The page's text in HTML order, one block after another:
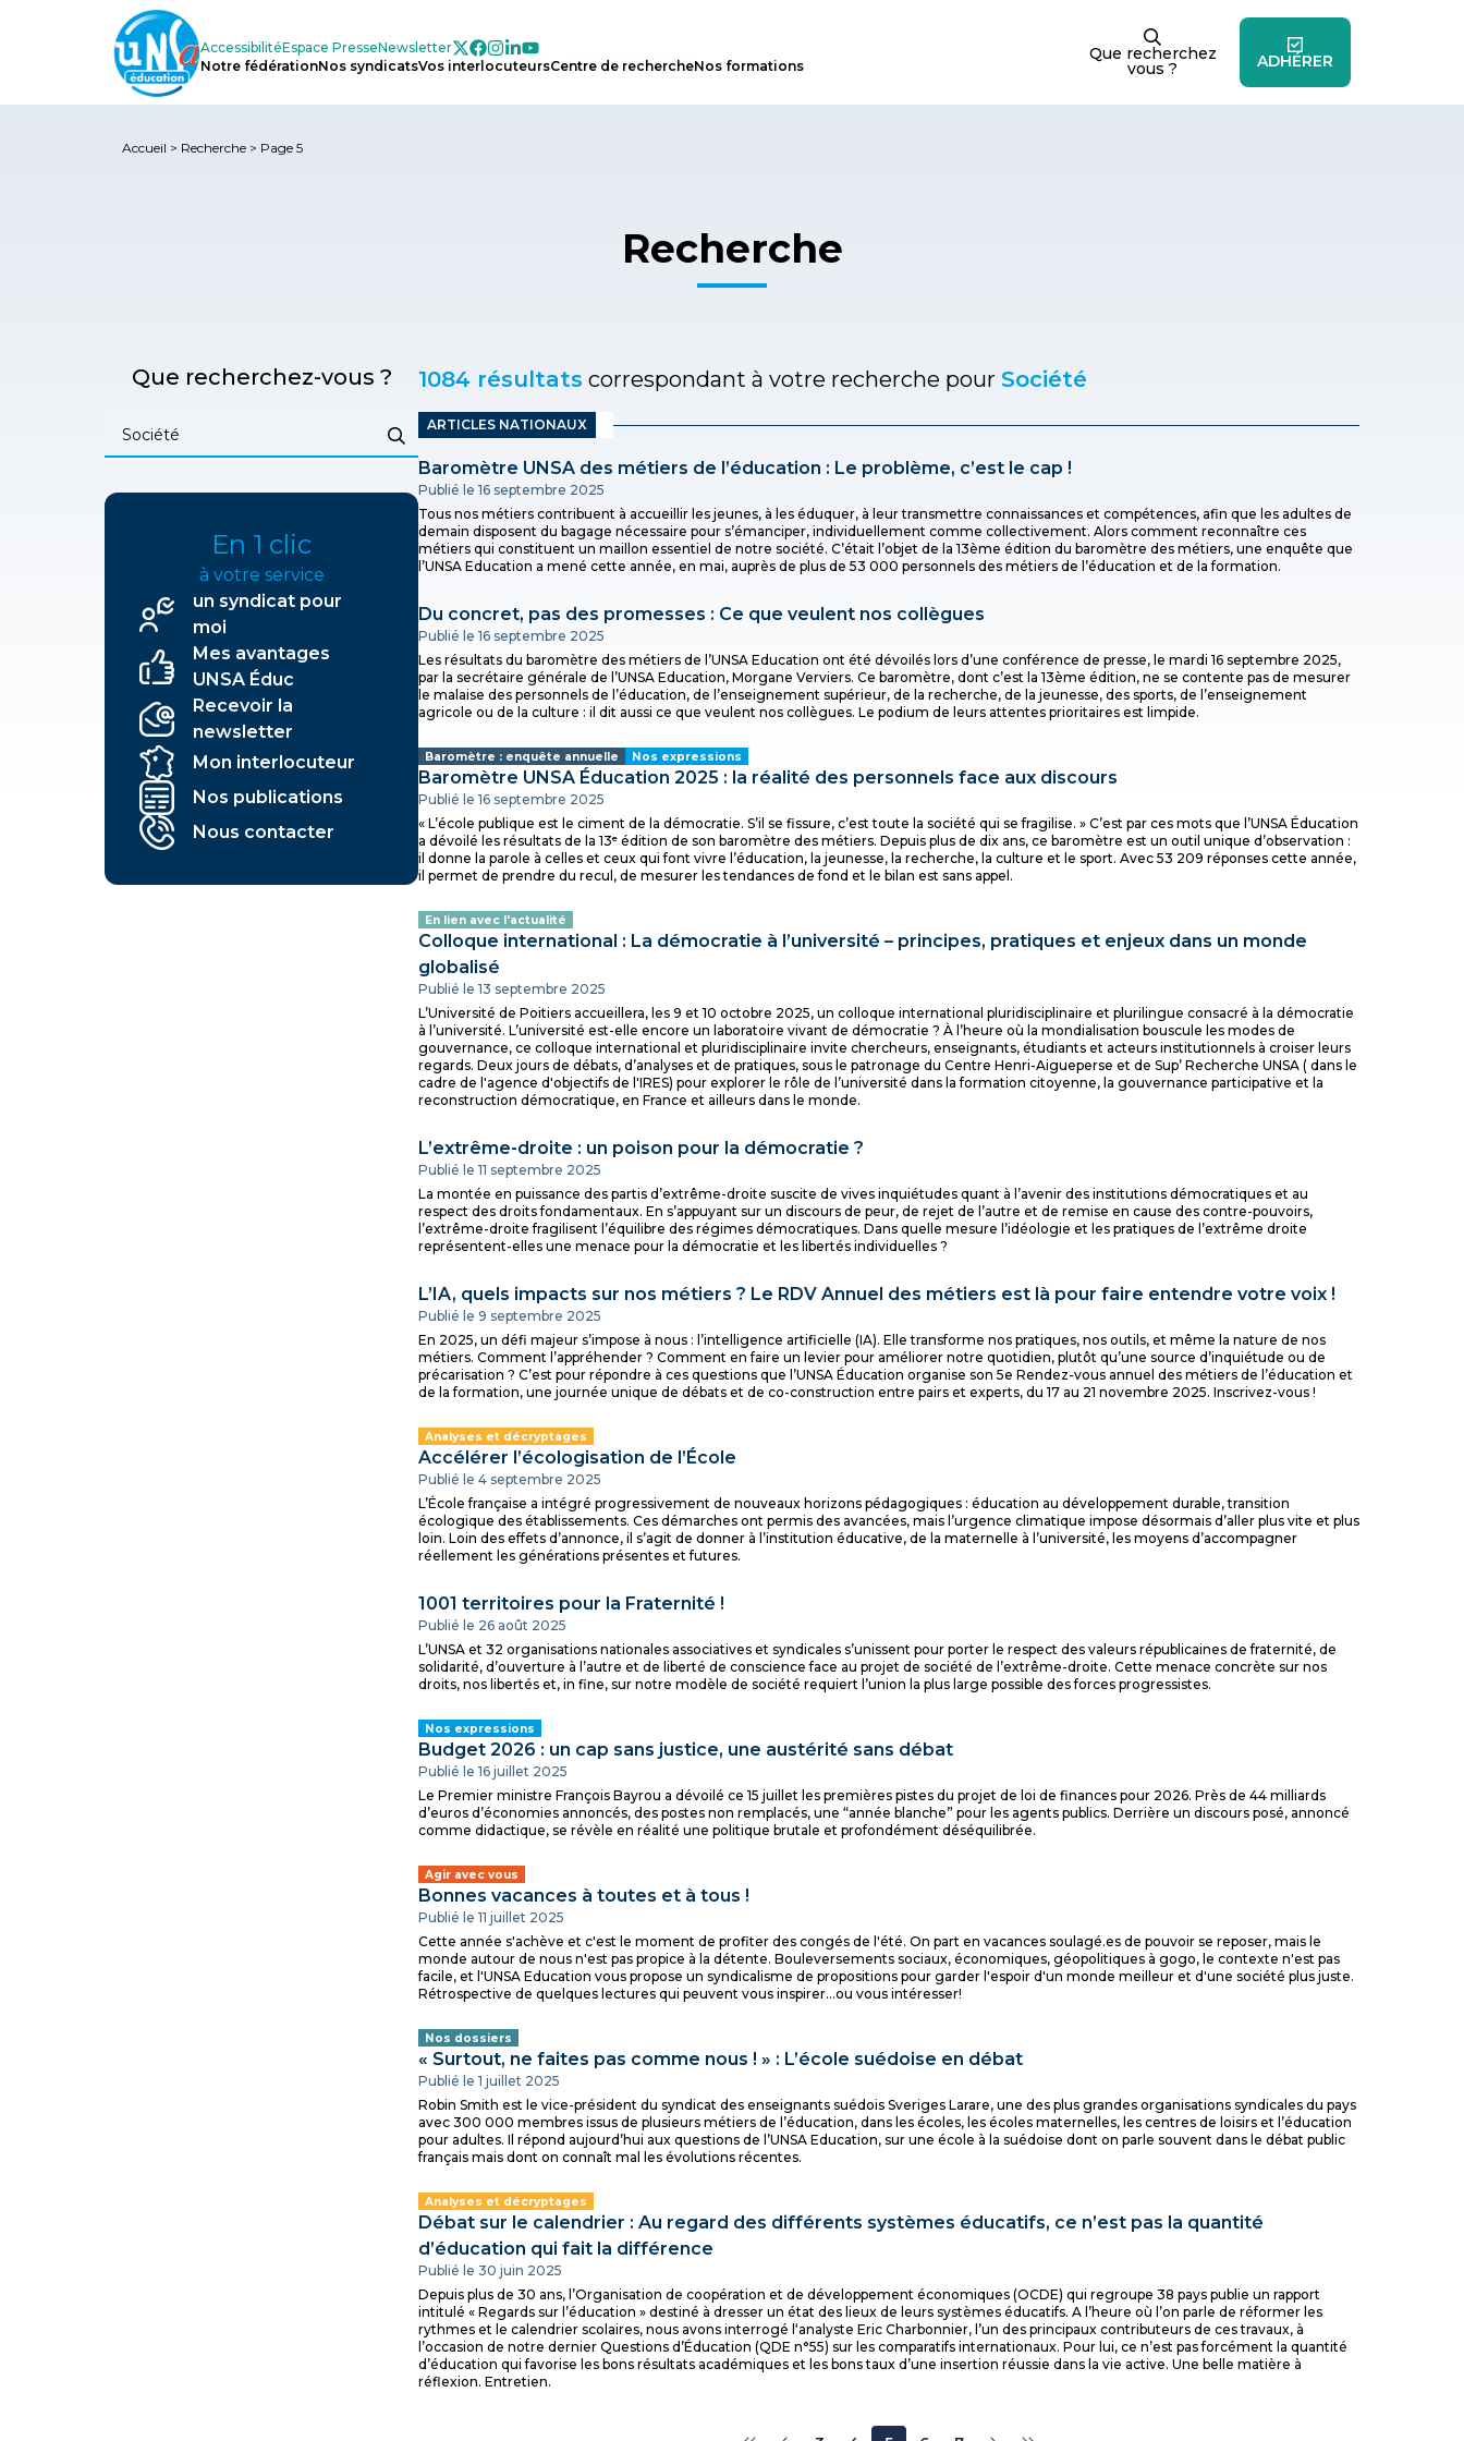
AccessibilitéEspace PresseNewsletter
Notre fédérationNos syndicatsVos interlocuteursCentre de rechercheNos formations
Que recherchez
vous ? ADHÉRER
Accueil > Recherche > Page 5
Recherche
1084 résultats correspondant à votre recherche pour Société
ARTICLES NATIONAUX
Baromètre UNSA des métiers de l’éducation : Le problème, c’est le cap !
Publié le 16 septembre 2025
Tous nos métiers contribuent à accueillir les jeunes, à les éduquer, à leur transmettre connaissances et compétences, afin que les adultes de
demain disposent du bagage nécessaire pour s’émanciper, individuellement comme collectivement. Alors comment reconnaître ces
métiers qui constituent un maillon essentiel de notre société. C’était l’objet de la 13ème édition du baromètre des métiers, une enquête que
l’UNSA Education a mené cette année, en mai, auprès de plus de 53 000 personnels des métiers de l’éducation et de la formation.
Du concret, pas des promesses : Ce que veulent nos collègues
Publié le 16 septembre 2025
Les résultats du baromètre des métiers de l’UNSA Education ont été dévoilés lors d’une conférence de presse, le mardi 16 septembre 2025,
par la secrétaire générale de l’UNSA Education, Morgane Verviers. Ce baromètre, dont c’est la 13ème édition, ne se contente pas de mesurer
le malaise des personnels de l’éducation, de l’enseignement supérieur, de la recherche, de la jeunesse, des sports, de l’enseignement
agricole ou de la culture : il dit aussi ce que veulent nos collègues. Le podium de leurs attentes prioritaires est limpide.
Baromètre : enquête annuelle Nos expressions
Baromètre UNSA Éducation 2025 : la réalité des personnels face aux discours
Publié le 16 septembre 2025
« L’école publique est le ciment de la démocratie. S’il se fissure, c’est toute la société qui se fragilise. » C’est par ces mots que l’UNSA Éducation
a dévoilé les résultats de la 13ᵉ édition de son baromètre des métiers. Depuis plus de dix ans, ce baromètre est un outil unique d’observation :
il donne la parole à celles et ceux qui font vivre l’éducation, la jeunesse, la recherche, la culture et le sport. Avec 53 209 réponses cette année,
il permet de prendre du recul, de mesurer les tendances de fond et le bilan est sans appel.
En lien avec l'actualité
Colloque international : La démocratie à l’université – principes, pratiques et enjeux dans un monde
globalisé
Publié le 13 septembre 2025
L’Université de Poitiers accueillera, les 9 et 10 octobre 2025, un colloque international pluridisciplinaire et plurilingue consacré à la démocratie
à l’université. L’université est-elle encore un laboratoire vivant de démocratie ? À l’heure où la mondialisation bouscule les modes de
gouvernance, ce colloque international et pluridisciplinaire invite chercheurs, enseignants, étudiants et acteurs institutionnels à croiser leurs
regards. Deux jours de débats, d’analyses et de pratiques, sous le patronage du Centre Henri-Aigueperse et de Sup’ Recherche UNSA ( dans le
cadre de l'agence d'objectifs de l'IRES) pour explorer le rôle de l’université dans la formation citoyenne, la gouvernance participative et la
reconstruction démocratique, en France et ailleurs dans le monde.
L’extrême-droite : un poison pour la démocratie ?
Publié le 11 septembre 2025
La montée en puissance des partis d’extrême-droite suscite de vives inquiétudes quant à l’avenir des institutions démocratiques et au
respect des droits fondamentaux. En s’appuyant sur un discours de peur, de rejet de l’autre et de remise en cause des contre-pouvoirs,
l’extrême-droite fragilisent l’équilibre des régimes démocratiques. Dans quelle mesure l’idéologie et les pratiques de l’extrême droite
représentent-elles une menace pour la démocratie et les libertés individuelles ?
L’IA, quels impacts sur nos métiers ? Le RDV Annuel des métiers est là pour faire entendre votre voix !
Publié le 9 septembre 2025
En 2025, un défi majeur s’impose à nous : l’intelligence artificielle (IA). Elle transforme nos pratiques, nos outils, et même la nature de nos
métiers. Comment l’appréhender ? Comment en faire un levier pour améliorer notre quotidien, plutôt qu’une source d’inquiétude ou de
précarisation ? C’est pour répondre à ces questions que l’UNSA Éducation organise son 5e Rendez-vous annuel des métiers de l’éducation et
de la formation, une journée unique de débats et de co-construction entre pairs et experts, du 17 au 21 novembre 2025. Inscrivez-vous !
Analyses et décryptages
Accélérer l’écologisation de l’École
Publié le 4 septembre 2025
L’École française a intégré progressivement de nouveaux horizons pédagogiques : éducation au développement durable, transition
écologique des établissements. Ces démarches ont permis des avancées, mais l’urgence climatique impose désormais d’aller plus vite et plus
loin. Loin des effets d’annonce, il s’agit de donner à l’institution éducative, de la maternelle à l’université, les moyens d’accompagner
réellement les générations présentes et futures.
1001 territoires pour la Fraternité !
Publié le 26 août 2025
L’UNSA et 32 organisations nationales associatives et syndicales s’unissent pour porter le respect des valeurs républicaines de fraternité, de
solidarité, d’ouverture à l’autre et de liberté de conscience face au projet de société de l’extrême-droite. Cette menace concrète sur nos
droits, nos libertés et, in fine, sur notre modèle de société requiert l’union la plus large possible des forces progressistes.
Nos expressions
Budget 2026 : un cap sans justice, une austérité sans débat
Publié le 16 juillet 2025
Le Premier ministre François Bayrou a dévoilé ce 15 juillet les premières pistes du projet de loi de finances pour 2026. Près de 44 milliards
d’euros d’économies annoncés, des postes non remplacés, une “année blanche” pour les agents publics. Derrière un discours posé, annoncé
comme didactique, se révèle en réalité une politique brutale et profondément déséquilibrée.
Agir avec vous
Bonnes vacances à toutes et à tous !
Publié le 11 juillet 2025
Cette année s'achève et c'est le moment de profiter des congés de l'été. On part en vacances soulagé.es de pouvoir se reposer, mais le
monde autour de nous n'est pas propice à la détente. Bouleversements sociaux, économiques, géopolitiques à gogo, le contexte n'est pas
facile, et l'UNSA Education vous propose un syndicalisme de propositions pour garder l'espoir d'un monde meilleur et d'une société plus juste.
Rétrospective de quelques lectures qui peuvent vous inspirer…ou vous intéresser!
Nos dossiers
« Surtout, ne faites pas comme nous ! » : L’école suédoise en débat
Publié le 1 juillet 2025
Robin Smith est le vice-président du syndicat des enseignants suédois Sveriges Larare, une des plus grandes organisations syndicales du pays
avec 300 000 membres issus de plusieurs métiers de l’éducation, dans les écoles, les écoles maternelles, les centres de loisirs et l’éducation
pour adultes. Il répond aujourd’hui aux questions de l’UNSA Education, sur une école à la suédoise dont on parle souvent dans le débat public
français mais dont on connaît mal les évolutions récentes.
Analyses et décryptages
Débat sur le calendrier : Au regard des différents systèmes éducatifs, ce n’est pas la quantité
d’éducation qui fait la différence
Publié le 30 juin 2025
Depuis plus de 30 ans, l’Organisation de coopération et de développement économiques (OCDE) qui regroupe 38 pays publie un rapport
intitulé « Regards sur l’éducation » destiné à dresser un état des lieux de leurs systèmes éducatifs. A l’heure où l’on parle de réformer les
rythmes et le calendrier scolaires, nous avons interrogé l‘analyste Eric Charbonnier, l’un des principaux contributeurs de ces travaux, à
l’occasion de notre dernier Questions d’Éducation (QDE n°55) sur les comparatifs internationaux. Pour lui, ce n’est pas forcément la quantité
d’éducation qui favorise les bons résultats académiques et les bons taux d’une insertion réussie dans la vie active. Une belle matière à
réflexion. Entretien.
Que recherchez-vous ?
En 1 clic
à votre service
un syndicat pour
moi
Mes avantages
UNSA Éduc
Recevoir la
newsletter
Mon interlocuteur
Nos publications
Nous contacter